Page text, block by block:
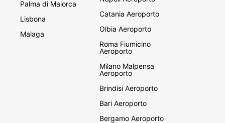
Palma di Maiorca
Lisbona
Malaga
Catania Aeroporto
Olbia Aeroporto
Roma Fiumicino
Aeroporto
Milano Malpensa
Aeroporto
Brindisi Aeroporto
Bari Aeroporto
Bergamo Aeroporto